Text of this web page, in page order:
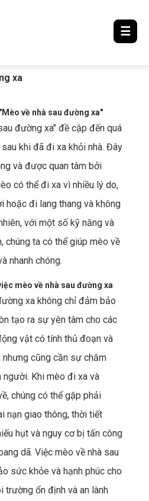
☰
xa
về nhà sau đường xa"
đường xa" đề cập đến quá
khi đã đi xa khỏi nhà. Đây
và được quan tâm bởi
có thể đi xa vì nhiều lý do,
hoặc đi lang thang và không
với một số kỹ năng và
chúng ta có thể giúp mèo về
nhanh chóng.
mèo về nhà sau đường xa
xa không chỉ đảm bảo
tạo ra sự yên tâm cho các
vật có tính thủ đoạn và
nhưng cũng cần sự chăm
Khi mèo đi xa và
chúng có thể gặp phải
nạn giao thông, thời tiết
hụt và nguy cơ bị tấn công
dã. Việc mèo về nhà sau
sức khỏe và hạnh phúc cho
trường ổn định và an lành